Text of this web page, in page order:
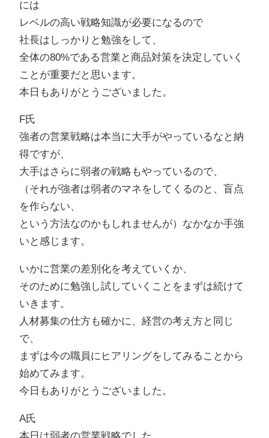
には
レベルの高い戦略知識が必要になるので
社長はしっかりと勉強をして、
全体の80%である営業と商品対策を決定していく
ことが重要だと思います。
本日もありがとうございました。
F氏
強者の営業戦略は本当に大手がやっているなと納
得ですが、
大手はさらに弱者の戦略もやっているので、
（それが強者は弱者のマネをしてくるのと、盲点
を作らない、
という方法なのかもしれませんが）なかなか手強
いと感じます。
いかに営業の差別化を考えていくか、
そのために勉強し試していくことをまずは続けて
いきます。
人材募集の仕方も確かに、経営の考え方と同じ
で、
まずは今の職員にヒアリングをしてみることから
始めてみます。
今日もありがとうございました。
A氏